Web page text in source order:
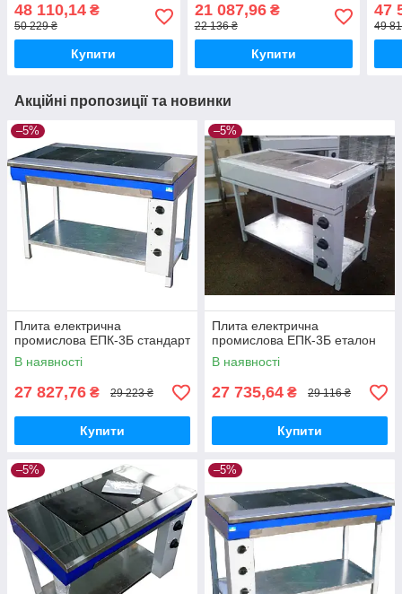
48 110,14 ₴
50 229 ₴
Купити
21 087,96₴
22 136 ₴
Купити
47
49
Акційні пропозиції та новинки
–5%
Плита електрична
промислова ЕПК-3Б стандарт
В наявності
27 827,76 ₴ 29 223 ₴
Купити
–5%
Плита електрична
промислова ЕПК-3Б еталон
В наявності
27 735,64 ₴ 29 116 ₴
Купити
–5% –5%